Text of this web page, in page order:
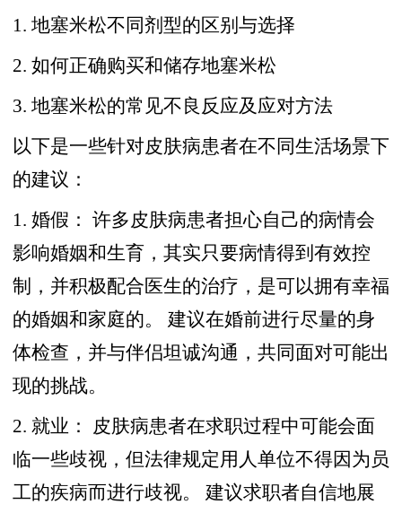
1. 地塞米松不同剂型的区别与选择
2. 如何正确购买和储存地塞米松
3. 地塞米松的常见不良反应及应对方法
以下是一些针对皮肤病患者在不同生活场景下
的建议：
1. 婚假： 许多皮肤病患者担心自己的病情会
影响婚姻和生育，其实只要病情得到有效控
制，并积极配合医生的治疗，是可以拥有幸福
的婚姻和家庭的。 建议在婚前进行尽量的身
体检查，并与伴侣坦诚沟通，共同面对可能出
现的挑战。
2. 就业： 皮肤病患者在求职过程中可能会面
临一些歧视，但法律规定用人单位不得因为员
工的疾病而进行歧视。 建议求职者自信地展